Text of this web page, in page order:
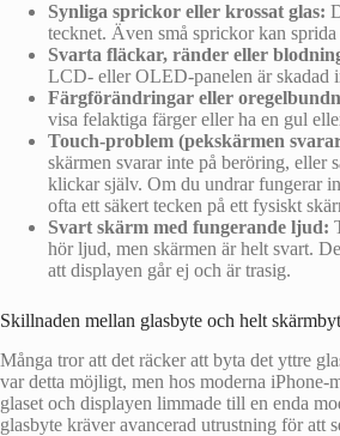
Synliga sprickor eller krossat glas:
tecknet. Även små sprickor kan sprida
Svarta fläckar, ränder eller
LCD- eller OLED-panelen är skadad
Färgförändringar eller
visa felaktiga färger eller ha en gul
Touch-problem (pekskärmen
skärmen svarar inte på beröring, eller
klickar själv. Om du undrar fungerar
ofta ett säkert tecken på ett fysiskt
Svart skärm med fungerande ljud:
hör ljud, men skärmen är helt svart.
att displayen går ej och är trasig.
Skillnaden mellan glasbyte och helt
Många tror att det räcker att byta det yttre
var detta möjligt, men hos moderna iPhone-
glaset och displayen limmade till en enda
glasbyte kräver avancerad utrustning för att